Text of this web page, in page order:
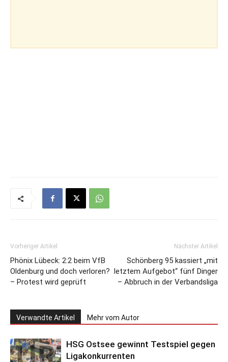
Vorheriger Artikel
Phönix Lübeck: 2:2 beim VfB
Oldenburg und doch verloren?
– Protest wird geprüft
Nächster Artikel
Schönberg 95 kassiert „mit
letztem Aufgebot“ fünf Dinger
– Abbruch in der Verbandsliga
Verwandte Artikel Mehr vom Autor
HSG Ostsee gewinnt Testspiel gegen
Ligakonkurrenten